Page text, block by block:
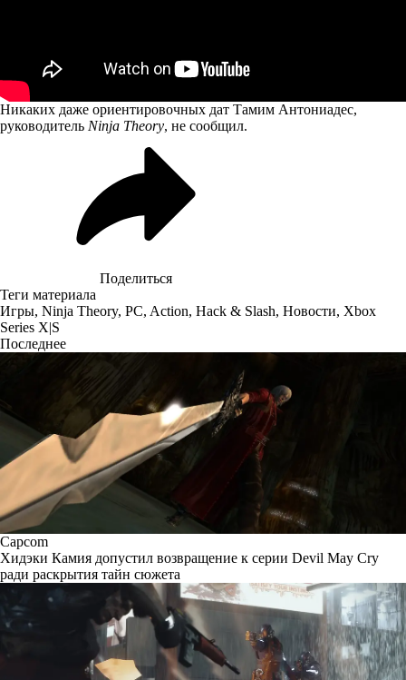
Никаких даже ориентировочных дат Тамим Антониадес,
руководитель Ninja Theory, не сообщил.
Поделиться
Теги материала
Игры, Ninja Theory, PC, Action, Hack & Slash, Новости, Xbox
Series X|S
Последнее
Capcom
Хидэки Камия допустил возвращение к серии Devil May Cry
ради раскрытия тайн сюжета